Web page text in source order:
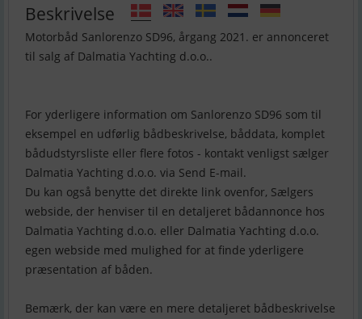
Beskrivelse
Motorbåd Sanlorenzo SD96, årgang 2021. er annonceret
til salg af Dalmatia Yachting d.o.o..
For yderligere information om Sanlorenzo SD96 som til
eksempel en udførlig bådbeskrivelse, båddata, komplet
bådudstyrsliste eller flere fotos - kontakt venligst sælger
Dalmatia Yachting d.o.o. via Send E-mail.
Du kan også benytte det direkte link ovenfor, Sælgers
webside, der henviser til en detaljeret bådannonce hos
Dalmatia Yachting d.o.o. eller Dalmatia Yachting d.o.o.
egen webside med mulighed for at finde yderligere
præsentation af båden.
Bemærk, der kan være en mere detaljeret bådbeskrivelse